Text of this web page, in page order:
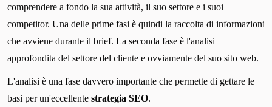
comprendere a fondo la sua attività, il suo settore e i suoi
competitor. Una delle prime fasi è quindi la raccolta di informazioni
che avviene durante il brief. La seconda fase è l'analisi
approfondita del settore del cliente e ovviamente del suo sito web.
L'analisi è una fase davvero importante che permette di gettare le
basi per un'eccellente strategia SEO.